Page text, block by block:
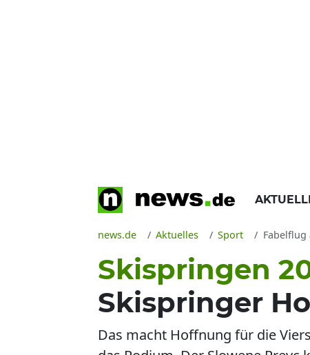
news.de Aktuelles Sport Fabelflug
Skispringen
Skispringer
Das macht Hoffnung für die